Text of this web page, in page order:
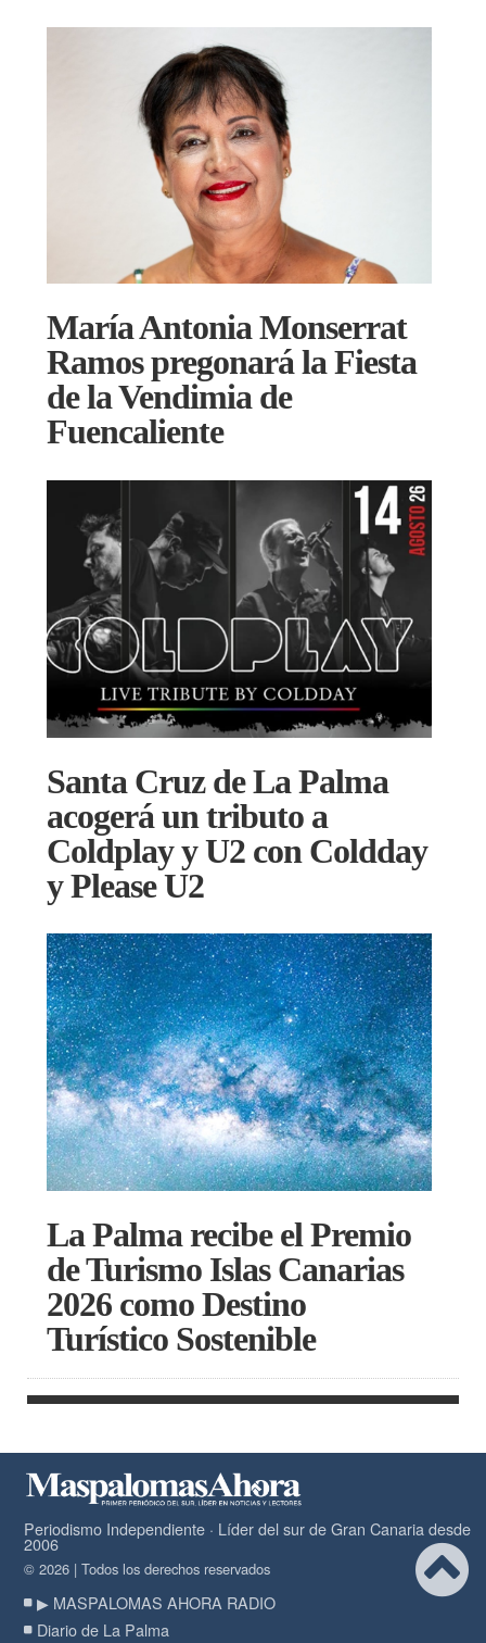
María Antonia Monserrat
Ramos pregonará la Fiesta
de la Vendimia de
Fuencaliente
Santa Cruz de La Palma
acogerá un tributo a
Coldplay y U2 con Coldday
y Please U2
La Palma recibe el Premio
de Turismo Islas Canarias
2026 como Destino
Turístico Sostenible
Periodismo Independiente · Líder del sur de Gran Canaria desde
2006
© 2026 | Todos los derechos reservados
▶ MASPALOMAS AHORA RADIO
Diario de La Palma